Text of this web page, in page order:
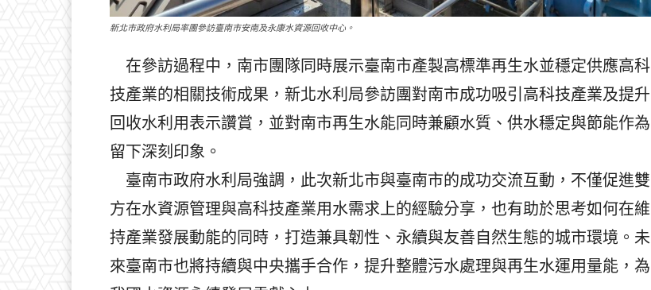
新北市政府水利局率團參訪臺南市安南及永康水資源回收中心。
在參訪過程中，南市團隊同時展示臺南市產製高標準再生水並穩定供應高科
技產業的相關技術成果，新北水利局參訪團對南市成功吸引高科技產業及提升
回收水利用表示讚賞，並對南市再生水能同時兼顧水質、供水穩定與節能作為
留下深刻印象。
臺南市政府水利局強調，此次新北市與臺南市的成功交流互動，不僅促進雙
方在水資源管理與高科技產業用水需求上的經驗分享，也有助於思考如何在維
持產業發展動能的同時，打造兼具韌性、永續與友善自然生態的城市環境。未
來臺南市也將持續與中央攜手合作，提升整體污水處理與再生水運用量能，為